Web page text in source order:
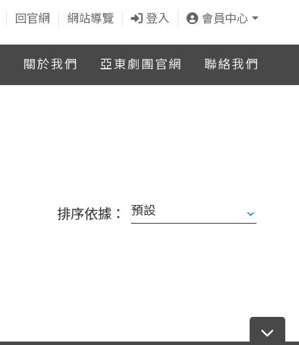
回官網 網站導覽 登入 會員中心
關於我們 亞東劇團官網 聯絡我們
排序依據：